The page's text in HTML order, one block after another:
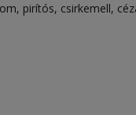
pirítós csirkemell